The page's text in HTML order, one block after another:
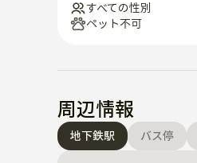
すべての性別
ペット不可
周辺情報
地下鉄駅 バス停